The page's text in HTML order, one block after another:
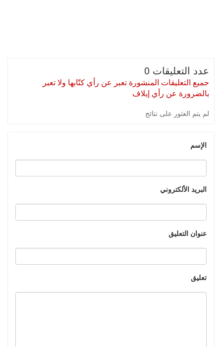
عدد التعليقات 0
جميع التعليقات المنشورة تعبر عن رأي كتّابها ولا تعبر
بالضرورة عن رأي إيلاف
لم يتم العثور على نتائج
الإسم
البريد الألكتروني
عنوان التعليق
تعليق